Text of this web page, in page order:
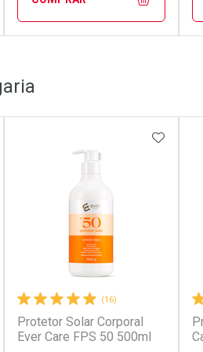
Laboratório
Ativar Desconto
Por Menos
AOS FAVORITOS
(16)
Protetor Solar Corporal
Ever Care FPS 50 500ml